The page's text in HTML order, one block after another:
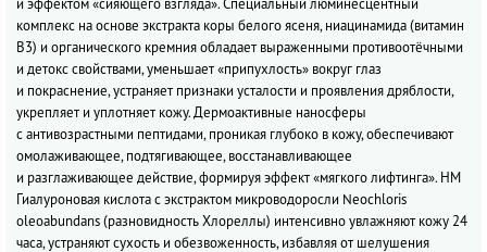
и эффектом «сияющего взгляда». Специальный люминесцентный
комплекс на основе экстракта коры белого ясеня, ниацинамида (витамин
В3) и органического кремния обладает выраженными противоотёчными
и детокс свойствами, уменьшает «припухлость» вокруг глаз
и покраснение, устраняет признаки усталости и проявления дряблости,
укрепляет и уплотняет кожу. Дермоактивные наносферы
с антивозрастными пептидами, проникая глубоко в кожу, обеспечивают
омолаживающее, подтягивающее, восстанавливающее
и разглаживающее действие, формируя эффект «мягкого лифтинга». НМ
Гиалуроновая кислота с экстрактом микроводоросли Neochloris
oleoabundans (разновидность Хлореллы) интенсивно увлажняют кожу 24
часа, устраняют сухость и обезвоженность, избавляя от шелушения